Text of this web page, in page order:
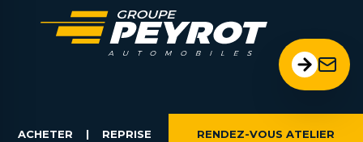
ACHETER | REPRISE RENDEZ-VOUS ATELIER